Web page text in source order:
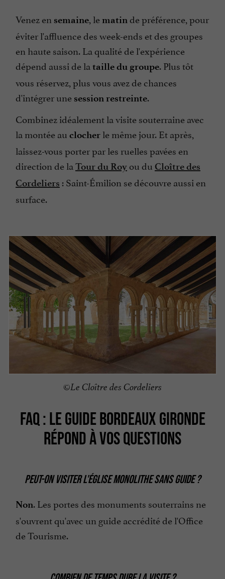
Venez en semaine, le matinde préférence, pour
éviter l'affluence des week-ends et des groupes
en haute saison. La qualité de l'expérience
dépend aussi de la taille du groupe. Plus tôt
vous réservez, plus vous avez de chances
d'intégrer une session restreinte.
Combinez idéalement la visite souterraine avec
la montée au clocher le même jour. Et après,
laissez-vous porter par les ruelles pavées en
direction de la Tour du Roy ou du Cloître des
Cordeliers : Saint-Émilion se découvre aussi en
surface.
©Le Cloître des Cordeliers
FAQ : LE GUIDE BORDEAUX GIRONDE
RÉPOND À VOS QUESTIONS
PEUT-ON VISITER L'ÉGLISE MONOLITHE SANS GUIDE ?
Non. Les portes des monuments souterrains ne
s'ouvrent qu'avec un guide accrédité de l'Office
de Tourisme.